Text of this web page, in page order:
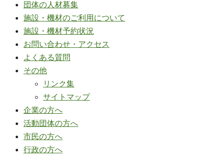
団体の人材募集
施設・機材のご利用について
施設・機材予約状況
お問い合わせ・アクセス
よくある質問
その他
リンク集
サイトマップ
企業の方へ
活動団体の方へ
市民の方へ
行政の方へ